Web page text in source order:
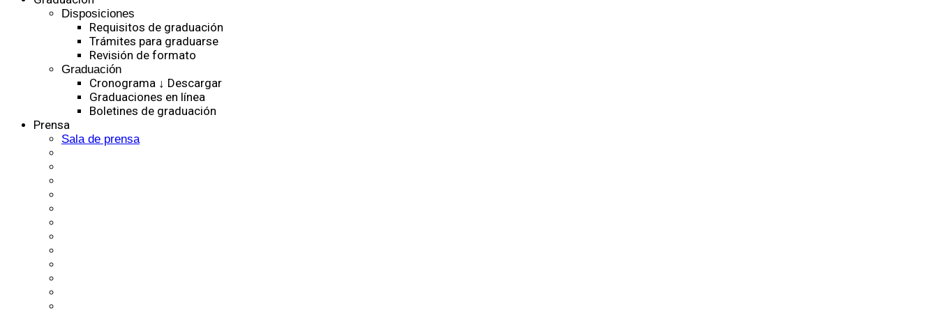
Disposiciones
Requisitos de graduación
Trámites para graduarse
Revisión de formato
Graduación
Cronograma ↓ Descargar
Graduaciones en línea
Boletines de graduación
Prensa
Sala de prensa